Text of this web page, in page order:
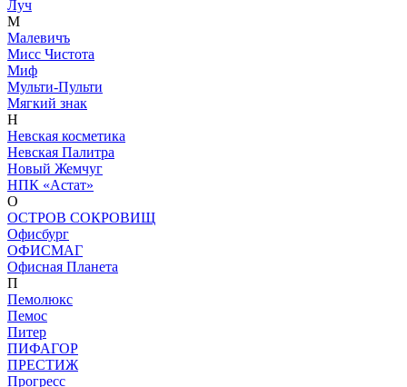
Луч
М
Малевичъ
Мисс Чистота
Миф
Мульти-Пульти
Мягкий знак
Н
Невская косметика
Невская Палитра
Новый Жемчуг
НПК «Астат»
О
ОСТРОВ СОКРОВИЩ
Офисбург
ОФИСМАГ
Офисная Планета
П
Пемолюкс
Пемос
Питер
ПИФАГОР
ПРЕСТИЖ
Прогресс